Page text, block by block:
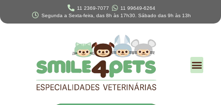
11 2369-7077
11 99649-6264
Segunda a Sexta-feira, das 8h às 17h30. Sábado das 9h às 13h